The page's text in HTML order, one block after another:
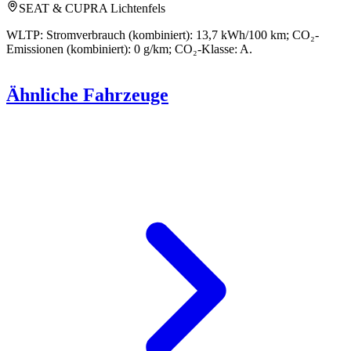
SEAT & CUPRA Lichtenfels
WLTP: Stromverbrauch (kombiniert): 13,7 kWh/100 km; CO₂-
Emissionen (kombiniert): 0 g/km; CO₂-Klasse: A.
Ähnliche Fahrzeuge